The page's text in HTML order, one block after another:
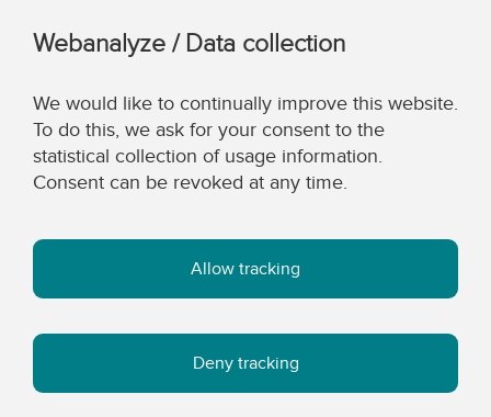
Webanalyze / Data collection
We would like to continually improve this website.
To do this, we ask for your consent to the
statistical collection of usage information.
Consent can be revoked at any time.
Allow tracking
Deny tracking